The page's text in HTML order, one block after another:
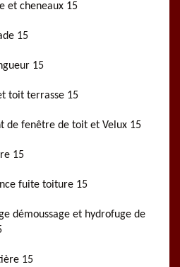
et cheneaux 15
15
15
toit terrasse 15
de fenêtre de toit et Velux 15
15
fuite toiture 15
démoussage et hydrofuge de
15